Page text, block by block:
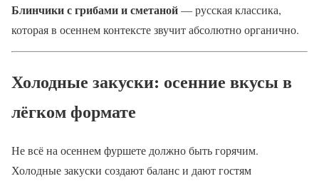
Блинчики с грибами и сметаной— русская классика,
которая в осеннем контексте звучит абсолютно органично.
Холодные закуски: осенние вкусы в
лёгком формате
Не всё на осеннем фуршете должно быть горячим.
Холодные закуски создают баланс и дают гостям